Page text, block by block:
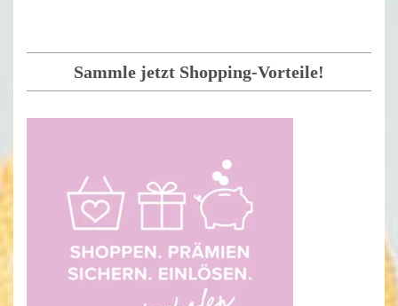
Sammle jetzt Shopping-Vorteile!